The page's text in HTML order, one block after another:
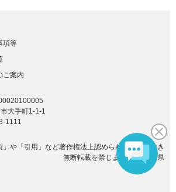
項等
ご案内
大手町1-1-1
1111
」や「引用」など著作権法上認められた場合を除き
無断転載を禁じます。(C)群馬県